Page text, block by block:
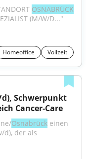
OSNABRÜCK
(M/W/D..."
Homeoffice Vollzeit
Schwerpunkt
Cancer-Care
Osnabrück einen
d), der als